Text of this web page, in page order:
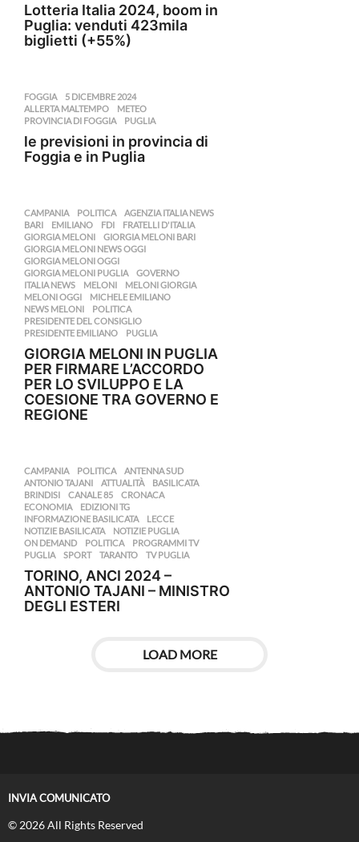
Lotteria Italia 2024, boom in
Puglia: venduti 423mila
biglietti (+55%)
FOGGIA 5 DICEMBRE 2024
ALLERTA MALTEMPO
,METEO
PROVINCIA DI FOGGIA
,PUGLIA
le previsioni in provincia di
Foggia e in Puglia
CAMPANIA ,POLITICA AGENZIA ITALIA NEWS
BARI
,EMILIANO ,FDI ,FRATELLI D'ITALIA
GIORGIA MELONI
,GIORGIA MELONI BARI
GIORGIA MELONI NEWS OGGI
GIORGIA MELONI OGGI
GIORGIA MELONI PUGLIA
,GOVERNO
ITALIA NEWS
,MELONI ,MELONI GIORGIA
MELONI OGGI
,MICHELE EMILIANO
NEWS MELONI
,POLITICA
PRESIDENTE DEL CONSIGLIO
PRESIDENTE EMILIANO
,PUGLIA
GIORGIA MELONI IN PUGLIA
PER FIRMARE L’ACCORDO
PER LO SVILUPPO E LA
COESIONE TRA GOVERNO E
REGIONE
CAMPANIA ,POLITICA ANTENNA SUD
ANTONIO TAJANI
,ATTUALITÀ ,BASILICATA
BRINDISI
,CANALE 85 ,CRONACA
ECONOMIA
,EDIZIONI TG
INFORMAZIONE BASILICATA
,LECCE
NOTIZIE BASILICATA
,NOTIZIE PUGLIA
ON DEMAND
,POLITICA ,PROGRAMMI TV
PUGLIA
,SPORT ,TARANTO ,TV PUGLIA
TORINO, ANCI 2024 –
ANTONIO TAJANI – MINISTRO
DEGLI ESTERI
LOAD MORE
INVIA COMUNICATO
© 2026 All Rights Reserved